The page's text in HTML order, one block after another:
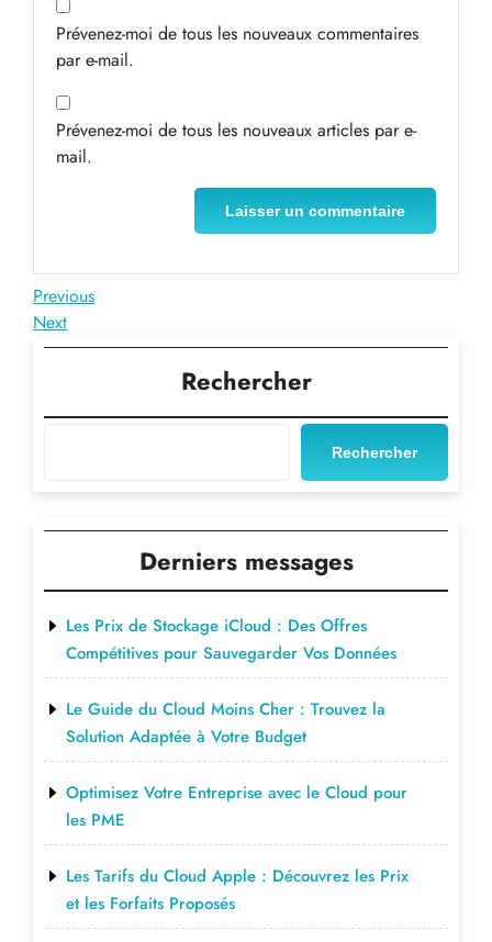
Prévenez-moi de tous les nouveaux commentaires
par e-mail.
Prévenez-moi de tous les nouveaux articles par e-
mail.
Navigation
de
Previous
Post
Previous
Next
Post
Next
Rechercher
Rechercher
Derniers messages
Les Prix de Stockage iCloud : Des Offres
Compétitives pour Sauvegarder Vos Données
Le Guide du Cloud Moins Cher : Trouvez la
Solution Adaptée à Votre Budget
Optimisez Votre Entreprise avec le Cloud pour
les PME
Les Tarifs du Cloud Apple : Découvrez les Prix
et les Forfaits Proposés